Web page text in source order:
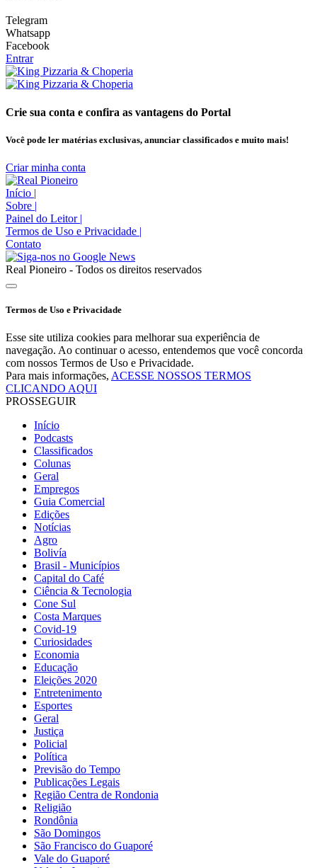
Telegram
Whatsapp
Facebook
Entrar
Crie sua conta e confira as vantagens do Portal
Você pode ler matérias exclusivas, anunciar classificados e muito mais!
Criar minha conta
Início |
Sobre |
Painel do Leitor |
Termos de Uso e Privacidade |
Contato
Real Pioneiro - Todos os direitos reservados
Termos de Uso e Privacidade
Esse site utiliza cookies para melhorar sua experiência de
navegação. Ao continuar o acesso, entendemos que você concorda
com nossos Termos de Uso e Privacidade.
Para mais informações, ACESSE NOSSOS TERMOS
CLICANDO AQUI
PROSSEGUIR
Início
Podcasts
Classificados
Colunas
Geral
Empregos
Guia Comercial
Edições
Notícias
Agro
Bolivía
Brasil - Municípios
Capital do Café
Ciência & Tecnologia
Cone Sul
Costa Marques
Covid-19
Curiosidades
Economia
Educação
Eleições 2020
Entretenimento
Esportes
Geral
Justiça
Policial
Política
Previsão do Tempo
Publicações Legais
Região Centra de Rondonia
Religião
Rondônia
São Domingos
São Francisco do Guaporé
Vale do Guaporé